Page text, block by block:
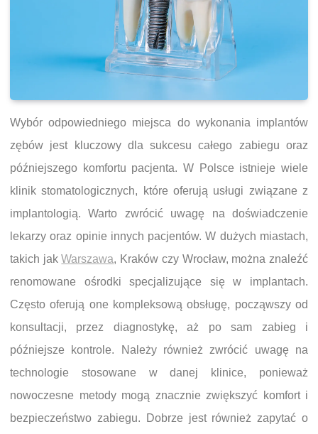
Wybór odpowiedniego miejsca do wykonania implantów
zębów jest kluczowy dla sukcesu całego zabiegu oraz
późniejszego komfortu pacjenta. W Polsce istnieje wiele
klinik stomatologicznych, które oferują usługi związane z
implantologią. Warto zwrócić uwagę na doświadczenie
lekarzy oraz opinie innych pacjentów. W dużych miastach,
takich jakWarszawa, Kraków czy Wrocław, można znaleźć
renomowane ośrodki specjalizujące się w implantach.
Często oferują one kompleksową obsługę, począwszy od
konsultacji, przez diagnostykę, aż po sam zabieg i
późniejsze kontrole. Należy również zwrócić uwagę na
technologie stosowane w danej klinice, ponieważ
nowoczesne metody mogą znacznie zwiększyć komfort i
bezpieczeństwo zabiegu. Dobrze jest również zapytać o